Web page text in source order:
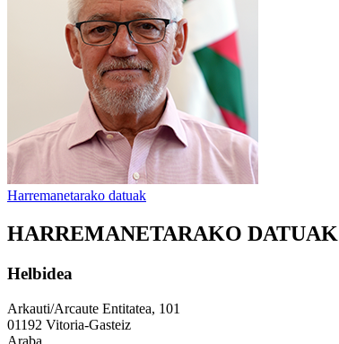
Harremanetarako datuak
HARREMANETARAKO DATUAK
Helbidea
Arkauti/Arcaute Entitatea, 101
01192 Vitoria-Gasteiz
Araba